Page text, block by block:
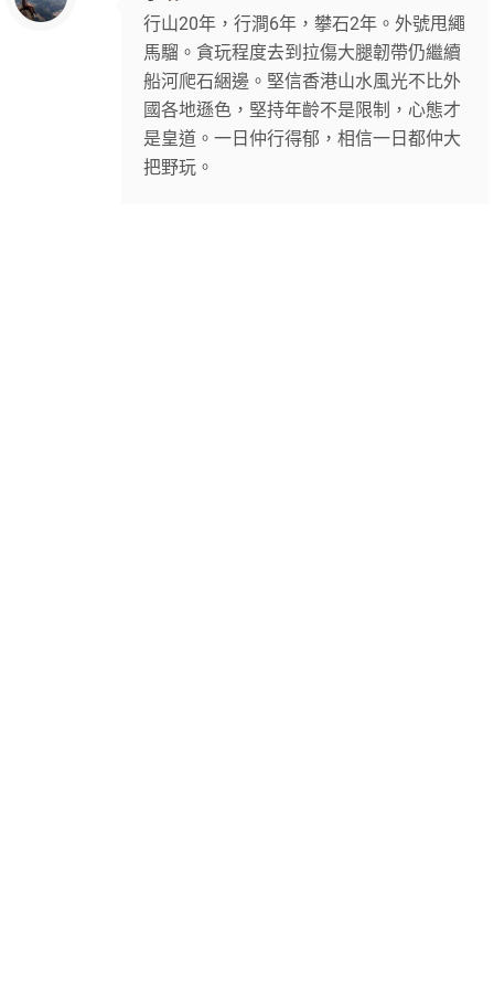
行山20年，行澗6年，攀石2年。外號甩繩
馬騮。貪玩程度去到拉傷大腿韌帶仍繼續
船河爬石綑邊。堅信香港山水風光不比外
國各地遜色，堅持年齡不是限制，心態才
是皇道。一日仲行得郁，相信一日都仲大
把野玩。